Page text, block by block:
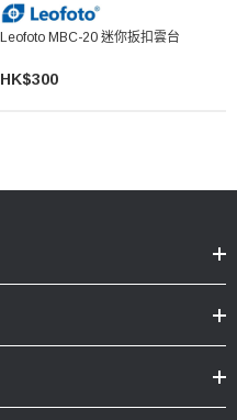
Leofoto MBC-20 迷你扳扣雲台
HK$300